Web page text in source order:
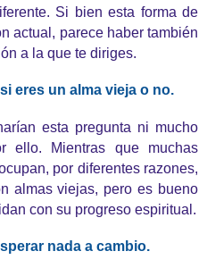
Si bien esta forma de
actual, parece haber también
a la que te diriges.
eres un alma vieja o no.
esta pregunta ni mucho
ello. Mientras que muchas
por diferentes razones,
almas viejas, pero es bueno
con su progreso espiritual.
nada a cambio.